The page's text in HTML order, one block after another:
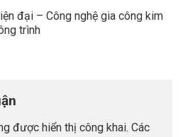
đại – Công nghệ gia công kim
trình
được hiển thị công khai. Các